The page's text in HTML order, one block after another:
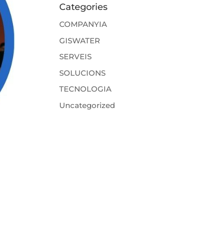
Categories
COMPANYIA
GISWATER
SERVEIS
SOLUCIONS
TECNOLOGIA
Uncategorized